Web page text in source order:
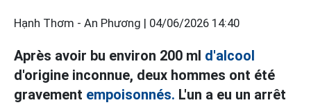
Hạnh Thơm - An Phương | 04/06/2026 14:40
Après avoir bu environ 200 ml d'alcool
d'origine inconnue, deux hommes ont été
gravement empoisonnés. L'un a eu un arrêt